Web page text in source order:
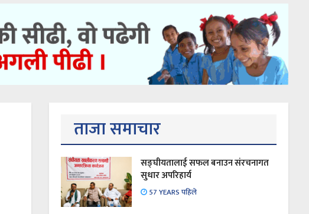
ताजा समाचार
सङ्घीयतालाई सफल बनाउन संरचनागत
सुधार अपरिहार्य
57 YEARS पहिले